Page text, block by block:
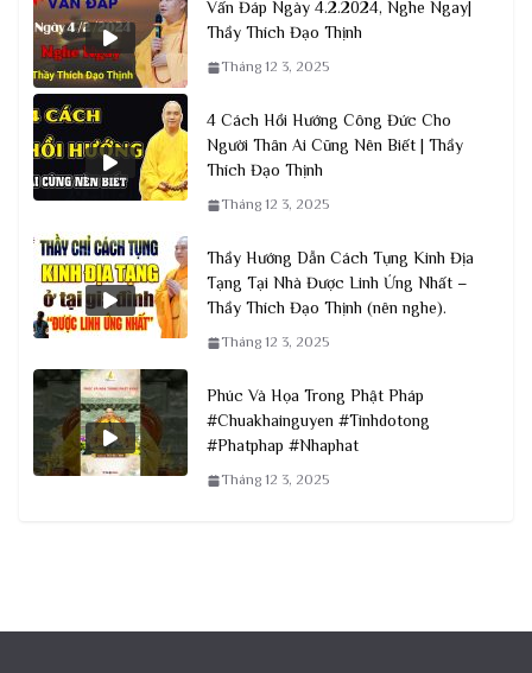
Vấn Đáp Ngày 4.2.2024, Nghe Ngay|
Thầy Thích Đạo Thịnh
Tháng 12 3, 2025
4 Cách Hồi Hướng Công Đức Cho
Người Thân Ai Cũng Nên Biết | Thầy
Thích Đạo Thịnh
Tháng 12 3, 2025
Thầy Hướng Dẫn Cách Tụng Kinh Địa
Tạng Tại Nhà Được Linh Ứng Nhất –
Thầy Thích Đạo Thịnh (nên nghe).
Tháng 12 3, 2025
Phúc Và Họa Trong Phật Pháp
#Chuakhainguyen #Tinhdotong
#Phatphap #Nhaphat
Tháng 12 3, 2025